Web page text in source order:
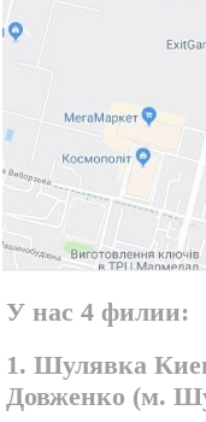
У нас 4 филии:
1. Шулявка
Довженко (м.